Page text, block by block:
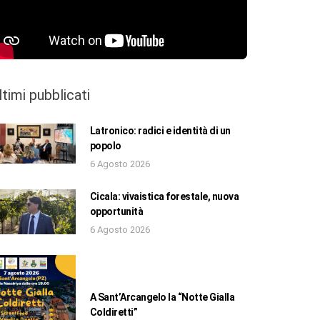
pubblicati
Latronico: radici e identità di un
popolo
6 Agosto 2026
Cicala: vivaistica forestale, nuova
opportunità
6 Agosto 2026
A Sant’Arcangelo la “Notte Gialla
Coldiretti”